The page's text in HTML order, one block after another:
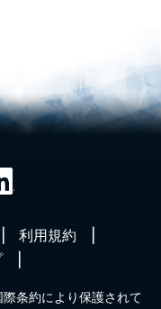
利用規約
条約により保護されて